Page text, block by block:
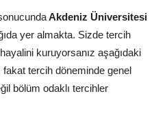
Akdeniz Üniversitesi
yer almakta. Sizde tercih
kuruyorsanız aşağıdaki
fakat tercih döneminde genel
bölüm odaklı tercihler